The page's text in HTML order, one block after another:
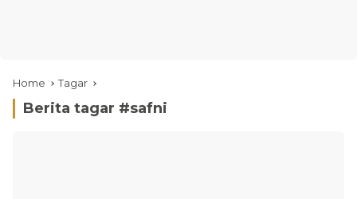
Home Tagar
Berita tagar #safni